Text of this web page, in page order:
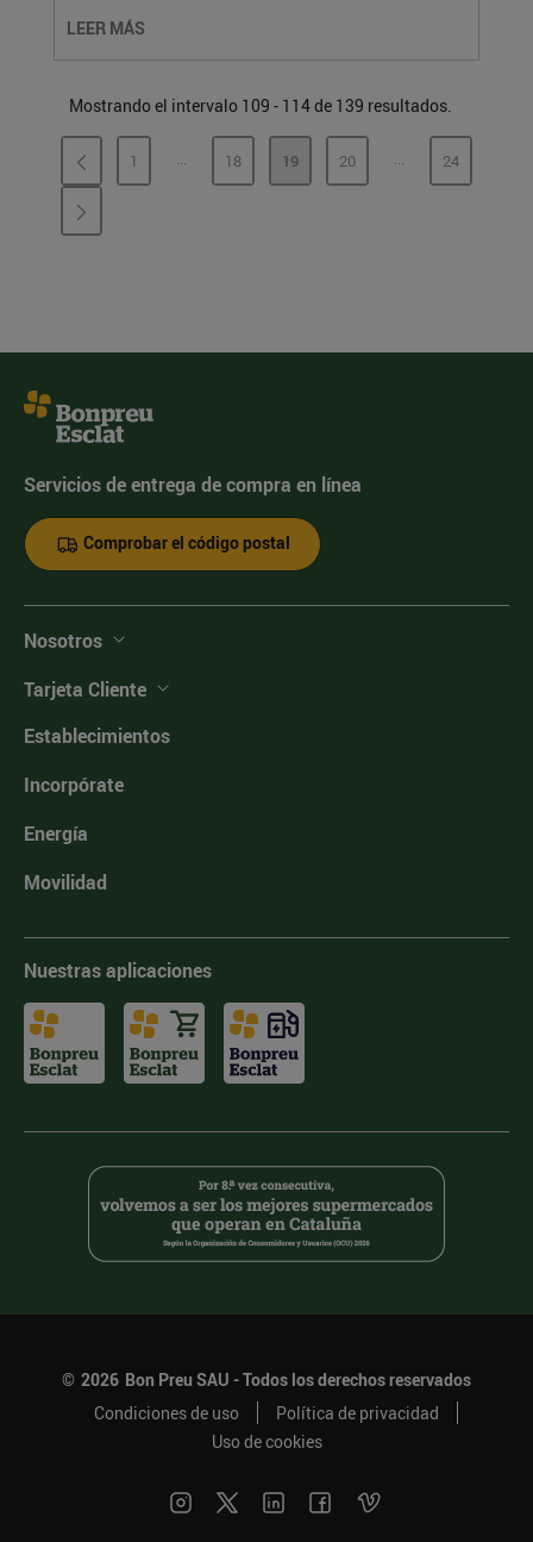
LEER MÁS
Mostrando el intervalo 109 - 114 de 139 resultados.
PÁGINA
1 ...PÁGINAS INTERMEDIAS
PÁGINA
18 PÁGINA
19 PÁGINA
20 ...PÁGINASPÁGINA
24
Servicios de entrega de compra en línea
Comprobar el código postal
Nosotros
Tarjeta Cliente
Establecimientos
Incorpórate
Energía
Movilidad
Nuestras aplicaciones
© 2026 Bon Preu SAU - Todos los derechos reservados
Condiciones de uso
Política de privacidad
Uso de cookies